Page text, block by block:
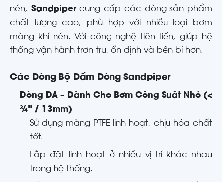
nén, Sandpipercung cấp các dòng sản phẩm
chất lượng cao, phù hợp với nhiều loại bơm
màng khí nén. Với công nghệ tiên tiến, giúp hệ
thống vận hành trơn tru, ổn định và bền bỉ hơn.
Các Dòng Bộ Dầm Dòng Sandpiper
Dòng DA – Dành Cho Bơm Công Suất Nhỏ (<
¾” / 13mm)
Sử dụng màng PTFE linh hoạt, chịu hóa chất
tốt.
Lắp đặt linh hoạt ở nhiều vị trí khác nhau
trong hệ thống.